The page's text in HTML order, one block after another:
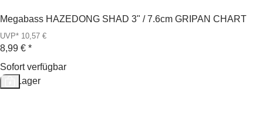
Megabass HAZEDONG SHAD 3" / 7.6cm GRIPAN CHART
UVP* 10,57 €
8,99 € *
Sofort verfügbar
Auf Lager